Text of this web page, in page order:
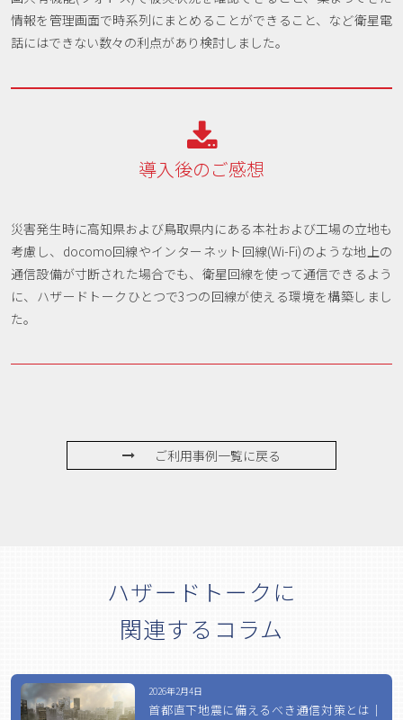
情報を管理画面で時系列にまとめることができること、など衛星電
話にはできない数々の利点があり検討しました。

導入後のご感想
災害発生時に高知県および鳥取県内にある本社および工場の立地も
考慮し、docomo回線やインターネット回線(Wi-Fi)のような地上の
通信設備が寸断された場合でも、衛星回線を使って通信できるよう
に、ハザードトークひとつで3つの回線が使える環境を構築しまし
た。
 ご利用事例一覧に戻る
ハザードトークに
関連するコラム
2026年2月4日
首都直下地震に備えるべき通信対策とは｜